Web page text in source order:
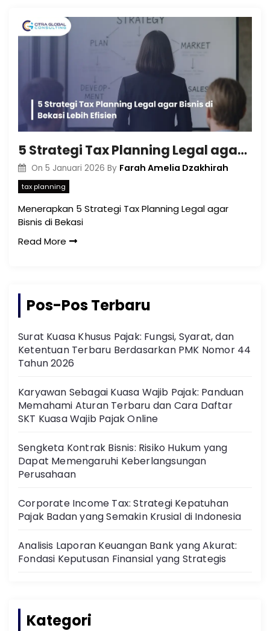
5 Strategi Tax Planning Legal agar Bisnis di Bekasi Lebih Efisien
On 5 Januari 2026 By Farah Amelia Dzakhirah
tax planning
Menerapkan 5 Strategi Tax Planning Legal agar
Bisnis di Bekasi
Read More
Pos-Pos Terbaru
Surat Kuasa Khusus Pajak: Fungsi, Syarat, dan
Ketentuan Terbaru Berdasarkan PMK Nomor 44
Tahun 2026
Karyawan Sebagai Kuasa Wajib Pajak: Panduan
Memahami Aturan Terbaru dan Cara Daftar
SKT Kuasa Wajib Pajak Online
Sengketa Kontrak Bisnis: Risiko Hukum yang
Dapat Memengaruhi Keberlangsungan
Perusahaan
Corporate Income Tax: Strategi Kepatuhan
Pajak Badan yang Semakin Krusial di Indonesia
Analisis Laporan Keuangan Bank yang Akurat:
Fondasi Keputusan Finansial yang Strategis
Kategori